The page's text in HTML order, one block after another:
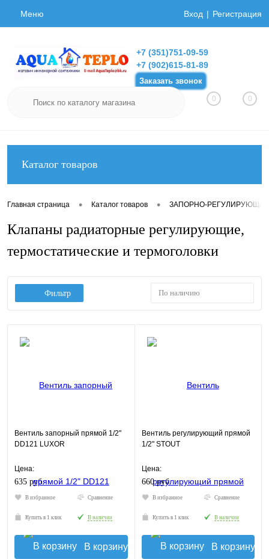
Меню Вход Регистрация
+7 (351)751-09-59
+7 (902)615-81-89
Заказать звонок
0 0
Каталог товаров
Главная страница • Каталог товаров • ЗАПОРНО-
Клапаны радиаторные регулирующие,
термостатические и термоголовки
Фильтр По наличию
Вентиль запорный прямой 1/2"
DD121 LUXOR
Цена:
635 руб.
В избранное Сравнение
Купить в 1 клик В наличии
В корзину
Вентиль регулирующий прямой
1/2" STOUT
Цена:
660 руб.
В избранное Сравнение
Купить в 1 клик В наличии
В корзину